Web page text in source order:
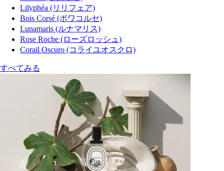
Lilyphéa (リリフェア)
Bois Corsé (ボワコルセ)
Lunamaris (ルナマリス)
Rose Roche (ローズロッシュ)
Corail Oscuro (コライユオスクロ)
すべてみる